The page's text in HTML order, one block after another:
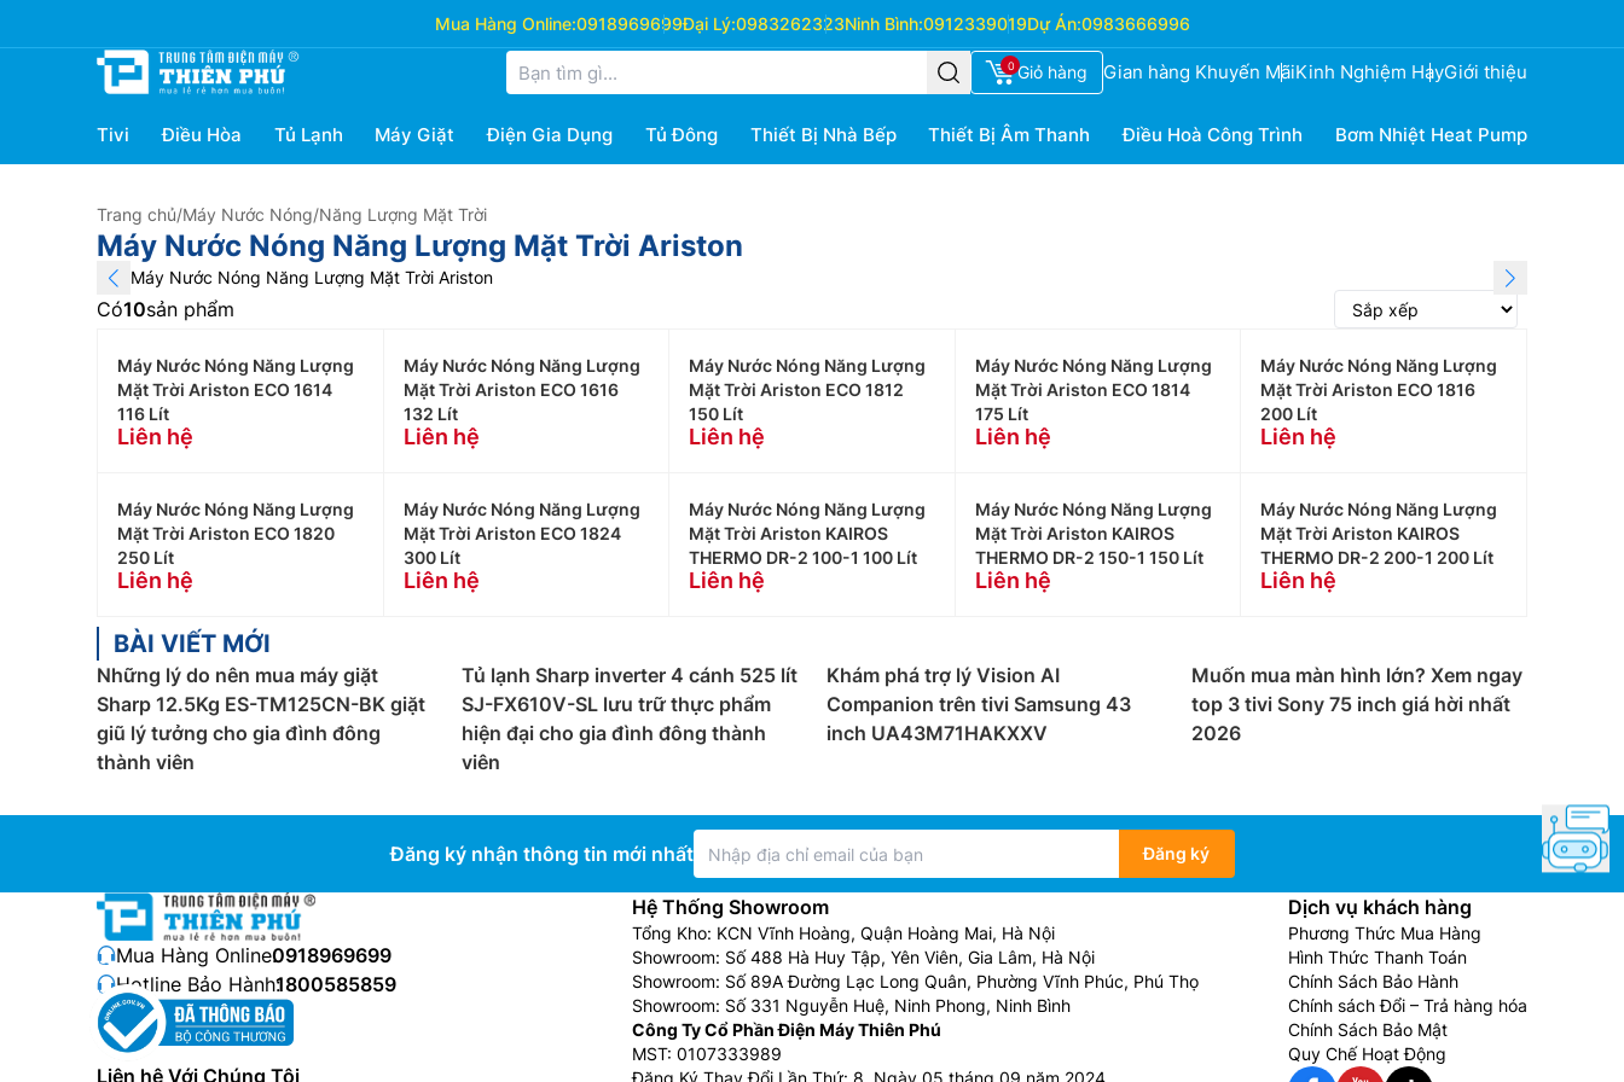
Mua Hàng Online:0918969699Đại Lý:0983262323Ninh Bình:0912339019Dự Án:0983666996
0 Giỏ hàng Gian hàng Khuyến MãiKinh Nghiệm HayGiới thiệu
Tivi Điều Hòa Tủ Lạnh Máy Giặt Điện Gia Dụng Tủ Đông Thiết Bị Nhà Bếp Thiết Bị Âm Thanh Điều Hoà Công Trình Bơm Nhiệt Heat Pump
Trang chủ/Máy Nước Nóng/Năng Lượng Mặt Trời
Máy Nước Nóng Năng Lượng Mặt Trời Ariston
Máy Nước Nóng Năng Lượng Mặt Trời Ariston
Có10sản phẩm
Máy Nước Nóng Năng Lượng
Mặt Trời Ariston ECO 1614
116 Lít
Liên hệ
Máy Nước Nóng Năng Lượng
Mặt Trời Ariston ECO 1616
132 Lít
Liên hệ
Máy Nước Nóng Năng Lượng
Mặt Trời Ariston ECO 1812
150 Lít
Liên hệ
Máy Nước Nóng Năng Lượng
Mặt Trời Ariston ECO 1814
175 Lít
Liên hệ
Máy Nước Nóng Năng Lượng
Mặt Trời Ariston ECO 1816
200 Lít
Liên hệ
Máy Nước Nóng Năng Lượng
Mặt Trời Ariston ECO 1820
250 Lít
Liên hệ
Máy Nước Nóng Năng Lượng
Mặt Trời Ariston ECO 1824
300 Lít
Liên hệ
Máy Nước Nóng Năng Lượng
Mặt Trời Ariston KAIROS
THERMO DR-2 100-1 100 Lít
Liên hệ
Máy Nước Nóng Năng Lượng
Mặt Trời Ariston KAIROS
THERMO DR-2 150-1 150 Lít
Liên hệ
Máy Nước Nóng Năng Lượng
Mặt Trời Ariston KAIROS
THERMO DR-2 200-1 200 Lít
Liên hệ
BÀI VIẾT MỚI
Những lý do nên mua máy giặt
Sharp 12.5Kg ES-TM125CN-BK giặt
giũ lý tưởng cho gia đình đông
thành viên
Tủ lạnh Sharp inverter 4 cánh 525 lít
SJ-FX610V-SL lưu trữ thực phẩm
hiện đại cho gia đình đông thành
viên
Khám phá trợ lý Vision AI
Companion trên tivi Samsung 43
inch UA43M71HAKXXV
Muốn mua màn hình lớn? Xem ngay
top 3 tivi Sony 75 inch giá hời nhất
2026
Đăng ký nhận thông tin mới nhất Đăng ký
Mua Hàng Online:0918969699
Hotline Bảo Hành:1800585859
Liên hệ Với Chúng Tôi
Hệ Thống Showroom
Tổng Kho: KCN Vĩnh Hoàng, Quận Hoàng Mai, Hà Nội
Showroom: Số 488 Hà Huy Tập, Yên Viên, Gia Lâm, Hà Nội
Showroom: Số 89A Đường Lạc Long Quân, Phường Vĩnh Phúc, Phú Thọ
Showroom: Số 331 Nguyễn Huệ, Ninh Phong, Ninh Bình
Công Ty Cổ Phần Điện Máy Thiên Phú
MST: 0107333989
Đăng Ký Thay Đổi Lần Thứ: 8, Ngày 05 tháng 09 năm 2024
Dịch vụ khách hàng
Phương Thức Mua Hàng
Hình Thức Thanh Toán
Chính Sách Bảo Hành
Chính sách Đổi – Trả hàng hóa
Chính Sách Bảo Mật
Quy Chế Hoạt Động